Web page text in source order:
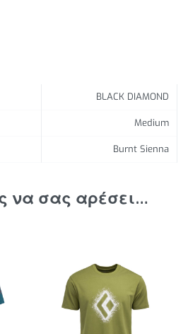
BLACK DIAMOND
Medium
Burnt Sienna
να σας αρέσει…